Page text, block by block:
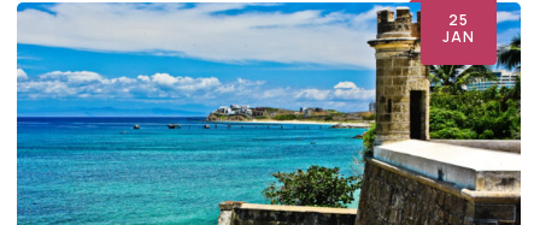
25
JAN